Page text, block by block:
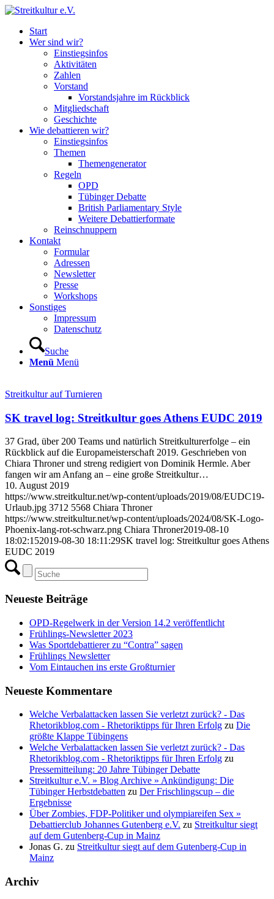
Start
Wer sind wir?
Einstiegsinfos
Aktivitäten
Zahlen
Vorstand
Vorstandsjahre im Rückblick
Mitgliedschaft
Geschichte
Wie debattieren wir?
Einstiegsinfos
Themen
Themengenerator
Regeln
OPD
Tübinger Debatte
British Parliamentary Style
Weitere Debattierformate
Reinschnuppern
Kontakt
Formular
Adressen
Newsletter
Presse
Workshops
Sonstiges
Impressum
Datenschutz
Suche
Menü Menü
Streitkultur auf Turnieren
SK travel log: Streitkultur goes Athens EUDC 2019
37 Grad, über 200 Teams und natürlich Streitkulturerfolge – ein
Rückblick auf die Europameisterschaft 2019. Geschrieben von
Chiara Throner und streng redigiert von Dominik Hermle. Aber
fangen wir am Anfang an – eine große Streitkultur…
10. August 2019
https://www.streitkultur.net/wp-content/uploads/2019/08/EUDC19-
Urlaub.jpg 3712 5568 Chiara Throner
https://www.streitkultur.net/wp-content/uploads/2024/08/SK-Logo-
Phoenix-lang-rot-schwarz.png Chiara Throner2019-08-10
18:02:152019-08-30 18:11:29SK travel log: Streitkultur goes Athens
EUDC 2019
Neueste Beiträge
OPD-Regelwerk in der Version 14.2 veröffentlicht
Frühlings-Newsletter 2023
Was Sportdebattierer zu “Contra” sagen
Frühlings Newsletter
Vom Eintauchen ins erste Großturnier
Neueste Kommentare
Welche Verbalattacken lassen Sie verletzt zurück? - Das
Rhetorikblog.com - Rhetoriktipps für Ihren Erfolg zu Die
größte Klappe Tübingens
Welche Verbalattacken lassen Sie verletzt zurück? - Das
Rhetorikblog.com - Rhetoriktipps für Ihren Erfolg zu
Pressemitteilung: 20 Jahre Tübinger Debatte
Streitkultur e.V. » Blog Archive » Ankündigung: Die
Tübinger Herbstdebatten zu Der Frischlingscup – die
Ergebnisse
Über Zombies, FDP-Politiker und olympiareifen Sex »
Debattierclub Johannes Gutenberg e.V. zu Streitkultur siegt
auf dem Gutenberg-Cup in Mainz
Jonas G. zu Streitkultur siegt auf dem Gutenberg-Cup in
Mainz
Archiv